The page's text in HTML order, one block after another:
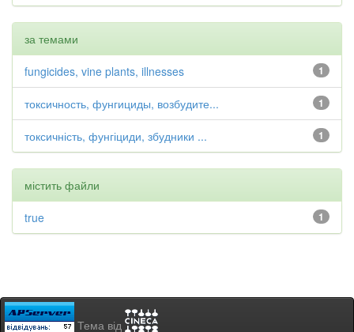
за темами
1
fungicides, vine plants, illnesses
1
токсичность, фунгициды, возбудите...
1
токсичність, фунгіциди, збудники ...
містить файли
1
true
Тема від